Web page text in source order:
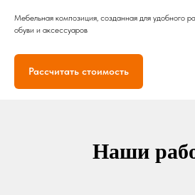
Мебельная композиция, созданная для удобного
обуви и аксессуаров
Рассчитать стоимость
Наши